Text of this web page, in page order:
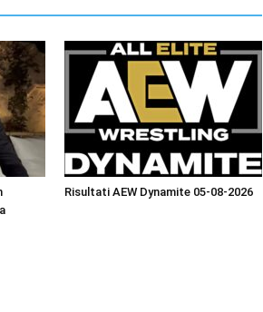
Risultati AEW Dynamite 05-08-2026